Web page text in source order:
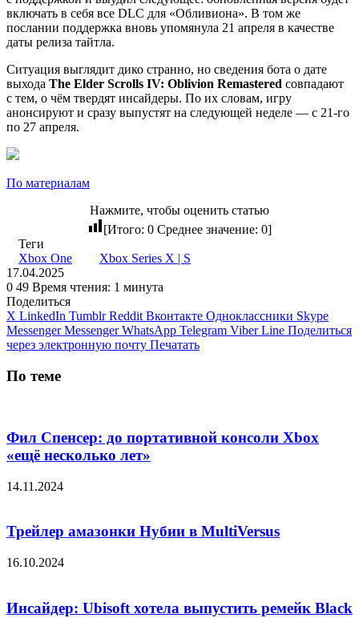
включать в себя все DLC для «Обливиона». В том же
послании поддержка вновь упомянула 21 апреля в качестве
даты релиза тайтла.
Ситуация выглядит дико странно, но сведения бота о дате
выхода The Elder Scrolls IV: Oblivion Remastered совпадают
с тем, о чём твердят инсайдеры. По их словам, игру
анонсируют и сразу выпустят на следующей неделе — с 21-го
по 27 апреля.
По материалам
Нажмите, чтобы оценить статью
[Итого: 0 Среднее значение: 0]
Теги
Xbox One
Xbox Series X | S
17.04.2025
0 49 Время чтения: 1 минута
Поделиться
X LinkedIn Tumblr Reddit Вконтакте Одноклассники Skype
Messenger Messenger WhatsApp Telegram Viber Line Поделиться
через электронную почту Печатать
По теме
Фил Спенсер: до портативной консоли Xbox
«ещё несколько лет»
14.11.2024
Трейлер амазонки Нубии в MultiVersus
16.10.2024
Инсайдер: Ubisoft хотела выпустить ремейк Black